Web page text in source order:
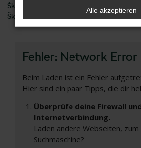
Škoda Kodiaq Göppingen
Škoda Kodiaq Gebrauchtwagen Göppingen
Fehler: Network Error
Beim Laden ist ein Fehler
Hier sind ein paar Tipps, die dir
Überprüfe deine Firewall
Internetverbindung.
Laden andere Webseiten, zum
Suchmaschine?
Alle akzeptieren